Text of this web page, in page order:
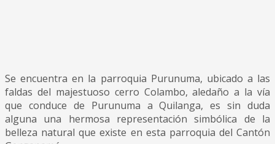
Se encuentra en la parroquia Purunuma, ubicado a las
faldas del majestuoso cerro Colambo, aledaño a la vía
que conduce de Purunuma a Quilanga, es sin duda
alguna una hermosa representación simbólica de la
belleza natural que existe en esta parroquia del Cantón